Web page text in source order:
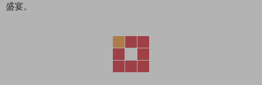
盛宴。